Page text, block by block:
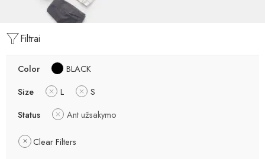
Filtrai
Color
BLACK
Size
L
S
Status
Ant užsakymo
Clear Filters